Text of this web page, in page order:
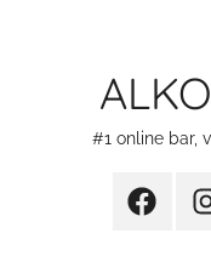
#1 online bar,